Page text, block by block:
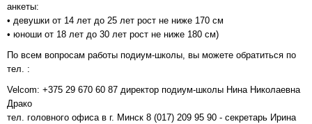
анкеты:
• девушки от 14 лет до 25 лет рост не ниже 170 см
• юноши от 18 лет до 30 лет рост не ниже 180 см)
По всем вопросам работы подиум-школы, вы можете обратиться по
тел. :
Velcom: +375 29 670 60 87 директор подиум-школы Нина Николаевна
Драко
тел. головного офиса в г. Минск 8 (017) 209 95 90 - секретарь Ирина